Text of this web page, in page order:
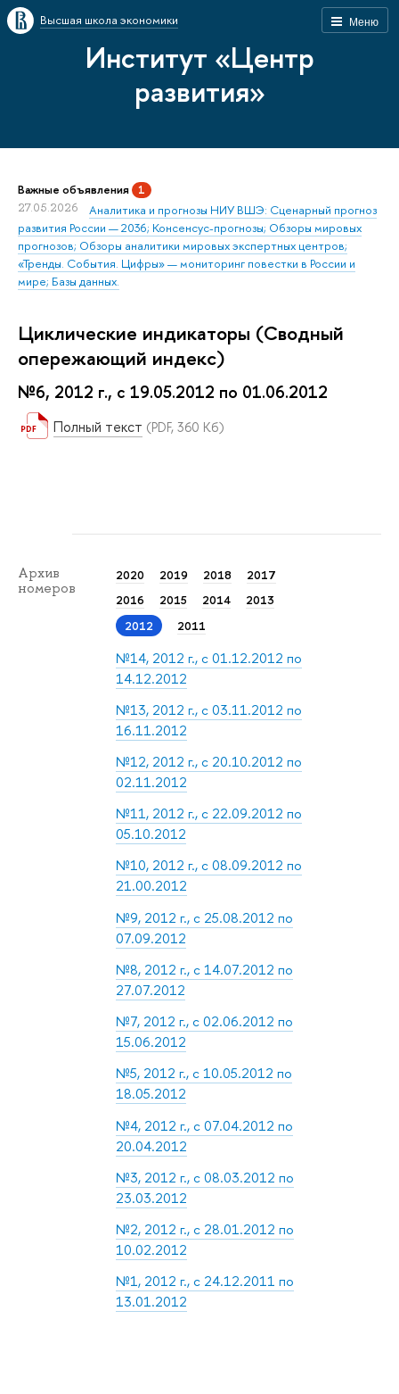
Меню
Высшая школа экономики
Институт «Центр
развития»
Важные объявления 1
27.05.2026
Аналитика и прогнозы НИУ ВШЭ: Сценарный прогноз
развития России — 2036; Консенсус-прогнозы; Обзоры мировых
прогнозов; Обзоры аналитики мировых экспертных центров;
«Тренды. События. Цифры» — мониторинг повестки в России и
мире; Базы данных.
Циклические индикаторы (Сводный
опережающий индекс)
№6, 2012 г., с 19.05.2012 по 01.06.2012
Полный текст (PDF, 360 Кб)
Архив
номеров
2020 2019 2018
2017
2016
2015 2014
2013
2012
2011
№14, 2012 г., с 01.12.2012 по
14.12.2012
№13, 2012 г., с 03.11.2012 по
16.11.2012
№12, 2012 г., с 20.10.2012 по
02.11.2012
№11, 2012 г., с 22.09.2012 по
05.10.2012
№10, 2012 г., с 08.09.2012 по
21.00.2012
№9, 2012 г., с 25.08.2012 по
07.09.2012
№8, 2012 г., с 14.07.2012 по
27.07.2012
№7, 2012 г., с 02.06.2012 по
15.06.2012
№5, 2012 г., с 10.05.2012 по
18.05.2012
№4, 2012 г., с 07.04.2012 по
20.04.2012
№3, 2012 г., с 08.03.2012 по
23.03.2012
№2, 2012 г., с 28.01.2012 по
10.02.2012
№1, 2012 г., с 24.12.2011 по
13.01.2012